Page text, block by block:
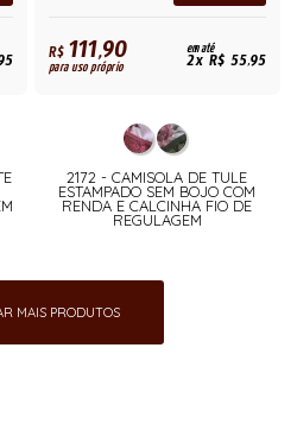
R$111,90
para uso próprio
em até
2x R$ 55,95
2172 - CAMISOLA DE TULE
ESTAMPADO SEM BOJO COM
RENDA E CALCINHA FIO DE
REGULAGEM
MAIS PRODUTOS